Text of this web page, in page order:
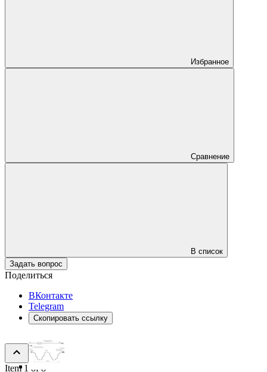
Избранное
Сравнение
В список
Задать вопрос
Поделиться
ВКонтакте
Telegram
Скопировать ссылку
Item 1 of 8